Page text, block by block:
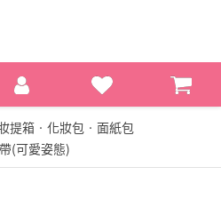
提箱‧化妝包‧面紙包
(可愛姿態)